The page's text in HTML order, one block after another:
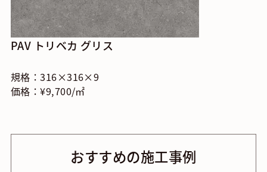
PAV トリベカ グリス
規格：316×316×9
価格：¥9,700/㎡
おすすめの施工事例